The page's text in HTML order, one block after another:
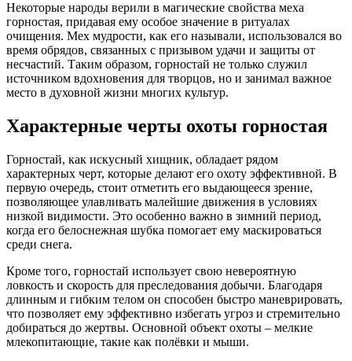
Некоторые народы верили в магические свойства меха
горностая, придавая ему особое значение в ритуалах
очищения. Мех мудрости, как его называли, использовался во
время обрядов, связанных с призывом удачи и защиты от
несчастий. Таким образом, горностай не только служил
источником вдохновения для творцов, но и занимал важное
место в духовной жизни многих культур.
Характерные черты охоты горностая
Горностай, как искусный хищник, обладает рядом
характерных черт, которые делают его охоту эффективной. В
первую очередь, стоит отметить его выдающееся зрение,
позволяющее улавливать малейшие движения в условиях
низкой видимости. Это особенно важно в зимний период,
когда его белоснежная шубка помогает ему маскироваться
среди снега.
Кроме того, горностай использует свою невероятную
ловкость и скорость для преследования добычи. Благодаря
длинным и гибким телом он способен быстро маневрировать,
что позволяет ему эффективно избегать угроз и стремительно
добираться до жертвы. Основной объект охоты – мелкие
млекопитающие, такие как полёвки и мыши.